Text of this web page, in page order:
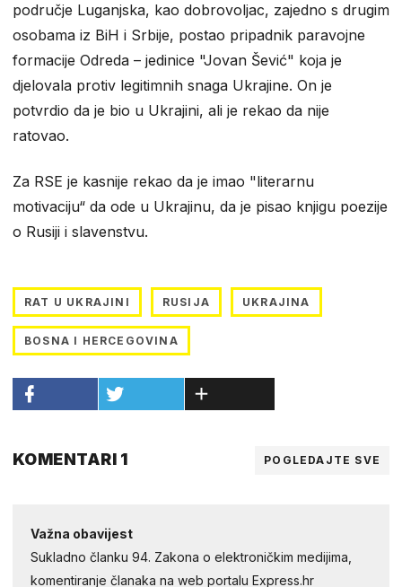
područje Luganjska, kao dobrovoljac, zajedno s drugim
osobama iz BiH i Srbije, postao pripadnik paravojne
formacije Odreda – jedinice "Jovan Šević" koja je
djelovala protiv legitimnih snaga Ukrajine. On je
potvrdio da je bio u Ukrajini, ali je rekao da nije
ratovao.
Za RSE je kasnije rekao da je imao "literarnu
motivaciju“ da ode u Ukrajinu, da je pisao knjigu poezije
o Rusiji i slavenstvu.
RAT U UKRAJINI RUSIJA UKRAJINA
BOSNA I HERCEGOVINA
KOMENTARI 1 POGLEDAJTE SVE
Važna obavijest
Sukladno članku 94. Zakona o elektroničkim medijima,
komentiranje članaka na web portalu Express.hr